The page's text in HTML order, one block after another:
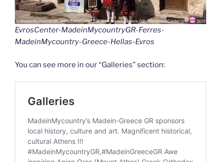
EvrosCenter-MadeinMycountryGR-Ferres-
MadeinMycountry-Greece-Hellas-Evros
You can see more in our “Galleries” section: